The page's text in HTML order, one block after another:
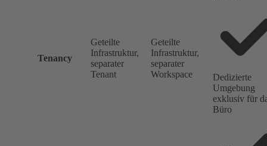
Tenancy
Geteilte
Infrastruktur,
separater
Tenant
Geteilte
Infrastruktur,
separater
Workspace
Dedizierte
Umgebung
exklusiv für
Büro